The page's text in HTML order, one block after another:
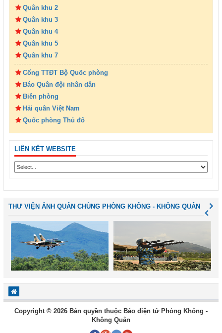
Quân khu 2
Quân khu 3
Quân khu 4
Quân khu 5
Quân khu 7
Cổng TTĐT Bộ Quốc phòng
Báo Quân đội nhân dân
Biên phòng
Hải quân Việt Nam
Quốc phòng Thủ đô
LIÊN KẾT WEBSITE
THƯ VIỆN ẢNH QUÂN CHỦNG PHÒNG KHÔNG - KHÔNG QUÂN
Copyright © 2026 Bản quyền thuộc Báo điện tử Phòng Không -
Không Quân